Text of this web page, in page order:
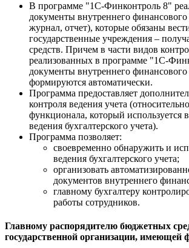
В программе "1С-Финконтроль 8"
документы внутреннего финансового
журнал, отчет), которые обязаны
государственные учреждения –
средств. Причем в части видов
реализованных в программе "1С-
документы внутреннего финансового
формируются автоматически.
Программа предоставляет
контроля ведения учета
функционала, который используется
ведения бухгалтерского учета).
Программа позволяет:
своевременно обнаружить и
ведения бухгалтерского учета;
организовать
документов внутреннего
главному бухгалтеру
работы сотрудников.
Главному распорядителю бюджетных
государственной организации, имеющей